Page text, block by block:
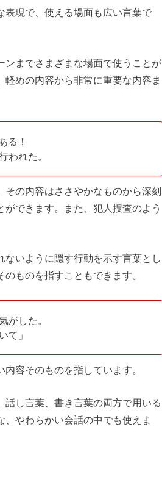
表現で、使える場面も広い言葉で
ンまでさまざまな場面で使うことが
めの内容から非常に重要な内容ま
る！
われた。
の内容はささやかなものから深刻
できます。また、犯人捜査のよう
ないように隠す行動を示す言葉とし
ものを指すこともできます。
がした。
て」
容そのものを指しています。
話し言葉、書き言葉の両方で用いる
やわらかい会話の中でも使えま